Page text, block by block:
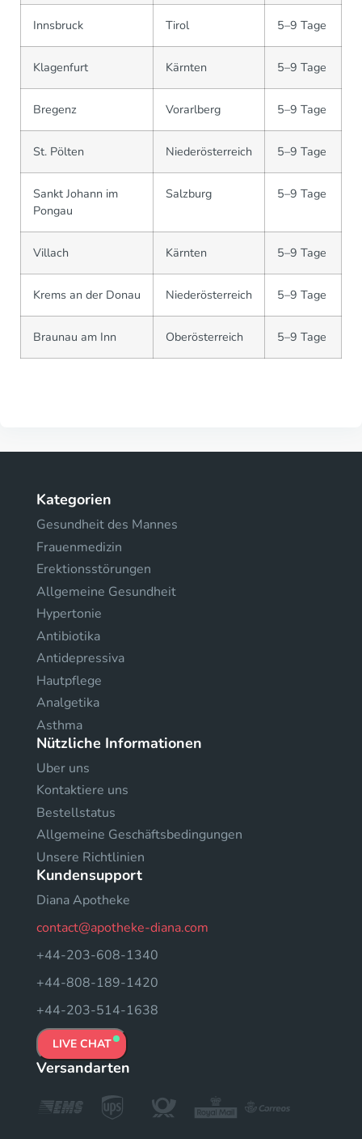
Innsbruck Tirol 5–9 Tage
Klagenfurt Kärnten 5–9 Tage
Bregenz Vorarlberg 5–9 Tage
St. Pölten Niederösterreich 5–9 Tage
Sankt Johann im
Pongau
Salzburg 5–9 Tage
Villach Kärnten 5–9 Tage
Krems an der Donau Niederösterreich 5–9 Tage
Braunau am Inn Oberösterreich 5–9 Tage
Kategorien
Gesundheit des Mannes
Frauenmedizin
Erektionsstörungen
Allgemeine Gesundheit
Hypertonie
Antibiotika
Antidepressiva
Hautpflege
Analgetika
Asthma
Nützliche Informationen
Uber uns
Kontaktiere uns
Bestellstatus
Allgemeine Geschäftsbedingungen
Unsere Richtlinien
Kundensupport
Diana Apotheke
contact@apotheke-diana.com
+44-203-608-1340
+44-808-189-1420
+44-203-514-1638
LIVE CHAT
Versandarten